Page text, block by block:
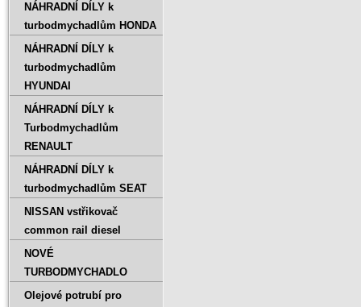
NÁHRADNÍ DÍLY k
turbodmychadlům HONDA
NÁHRADNÍ DÍLY k
turbodmychadlům
HYUNDAI
NÁHRADNÍ DÍLY k
Turbodmychadlům
RENAULT
NÁHRADNÍ DÍLY k
turbodmychadlům SEAT
NISSAN vstřikovač
common rail diesel
NOVÉ
TURBODMYCHADLO
Olejové potrubí pro